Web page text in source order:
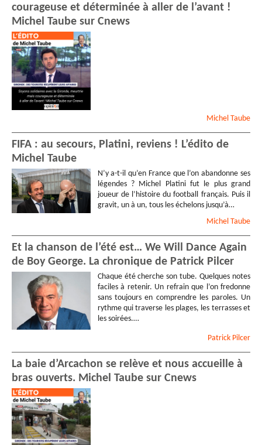
courageuse et déterminée à aller de l’avant !
Michel Taube sur Cnews
Michel Taube
FIFA : au secours, Platini, reviens ! L’édito de
Michel Taube
N’y a-t-il qu’en France que l’on abandonne ses
légendes ? Michel Platini fut le plus grand
joueur de l’histoire du football français. Puis il
gravit, un à un, tous les échelons jusqu’à…
Michel Taube
Et la chanson de l’été est… We Will Dance Again
de Boy George. La chronique de Patrick Pilcer
Chaque été cherche son tube. Quelques notes
faciles à retenir. Un refrain que l’on fredonne
sans toujours en comprendre les paroles. Un
rythme qui traverse les plages, les terrasses et
les soirées.…
Patrick Pilcer
La baie d’Arcachon se relève et nous accueille à
bras ouverts. Michel Taube sur Cnews